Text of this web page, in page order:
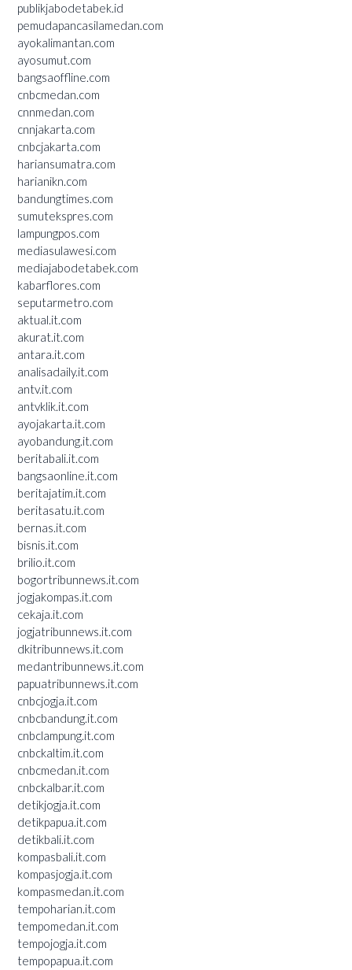
publikjabodetabek.id
pemudapancasilamedan.com
ayokalimantan.com
ayosumut.com
bangsaoffline.com
cnbcmedan.com
cnnmedan.com
cnnjakarta.com
cnbcjakarta.com
hariansumatra.com
harianikn.com
bandungtimes.com
sumutekspres.com
lampungpos.com
mediasulawesi.com
mediajabodetabek.com
kabarflores.com
seputarmetro.com
aktual.it.com
akurat.it.com
antara.it.com
analisadaily.it.com
antv.it.com
antvklik.it.com
ayojakarta.it.com
ayobandung.it.com
beritabali.it.com
bangsaonline.it.com
beritajatim.it.com
beritasatu.it.com
bernas.it.com
bisnis.it.com
brilio.it.com
bogortribunnews.it.com
jogjakompas.it.com
cekaja.it.com
jogjatribunnews.it.com
dkitribunnews.it.com
medantribunnews.it.com
papuatribunnews.it.com
cnbcjogja.it.com
cnbcbandung.it.com
cnbclampung.it.com
cnbckaltim.it.com
cnbcmedan.it.com
cnbckalbar.it.com
detikjogja.it.com
detikpapua.it.com
detikbali.it.com
kompasbali.it.com
kompasjogja.it.com
kompasmedan.it.com
tempoharian.it.com
tempomedan.it.com
tempojogja.it.com
tempopapua.it.com